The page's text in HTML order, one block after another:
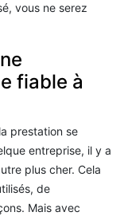
vous ne serez
fiable à
prestation se
entreprise, il y a
plus cher. Cela
de
Mais avec